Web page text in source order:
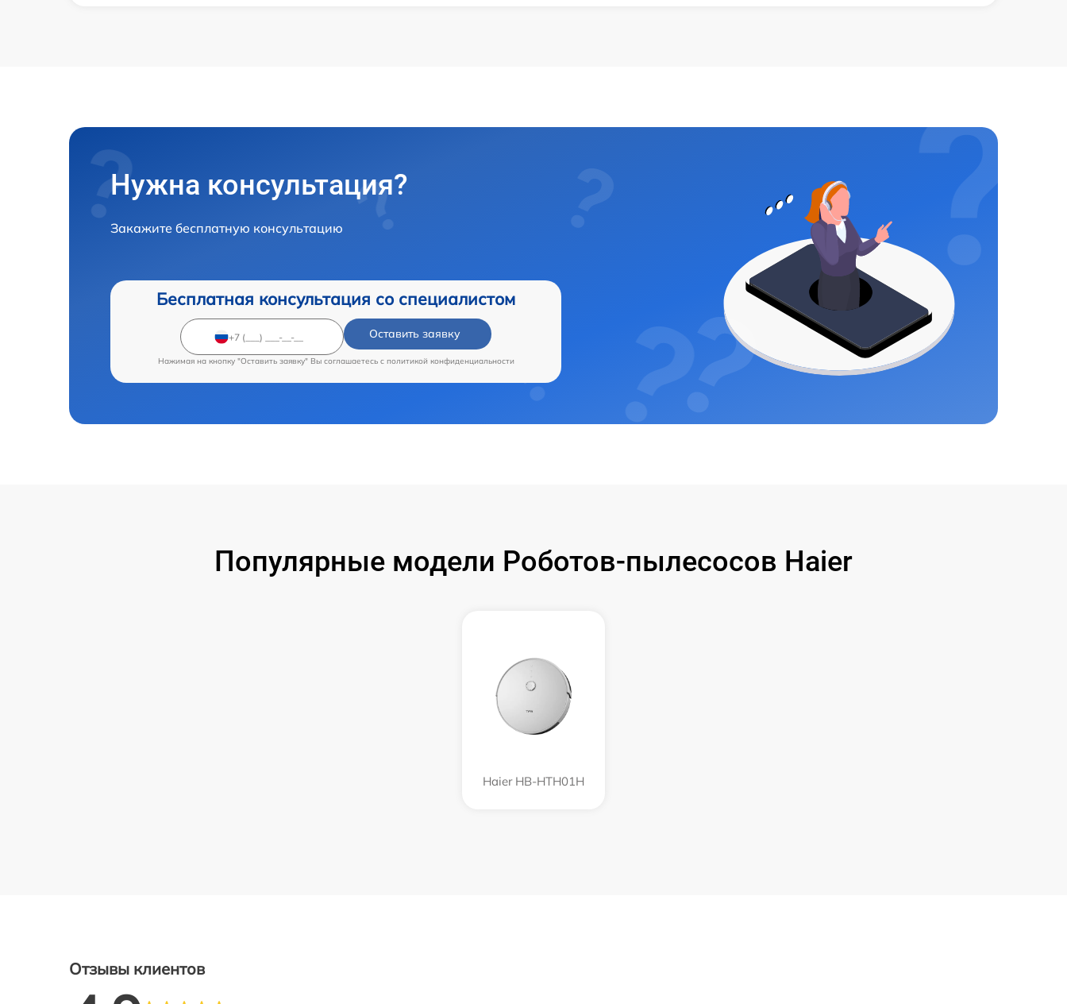
Нужна консультация?
Закажите бесплатную консультацию
Бесплатная консультация со специалистом
Оставить заявку
Нажимая на кнопку "Оставить заявку" Вы соглашаетесь c политикой конфиденциальности
Популярные модели Роботов-пылесосов Haier
Haier HB-HTH01H
Отзывы клиентов